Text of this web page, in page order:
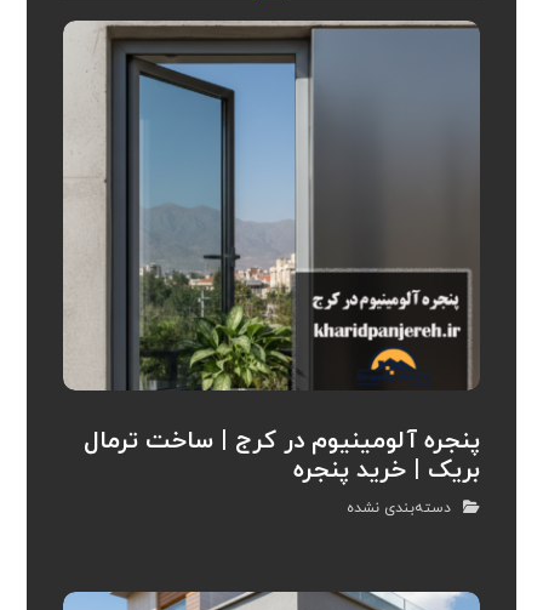
پنجره آلومینیوم در کرج | ساخت ترمال
بریک | خرید پنجره
دسته‌بندی نشده